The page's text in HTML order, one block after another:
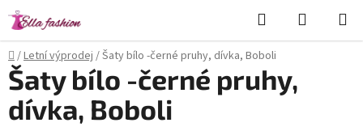
Přejít
na
obsah
Hledat
KOŠÍK
Domů
/Letní výprodej /Šaty bílo -černé pruhy, dívka, Boboli
Šaty bílo -černé pruhy,
dívka, Boboli